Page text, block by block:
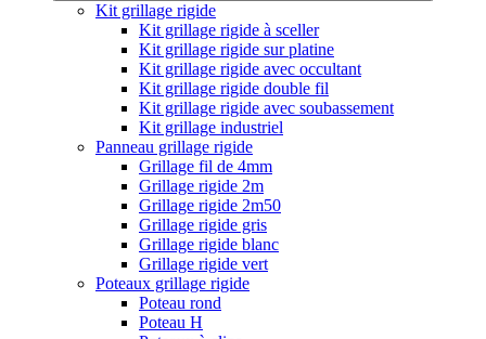
Kit grillage rigide
Kit grillage rigide à sceller
Kit grillage rigide sur platine
Kit grillage rigide avec occultant
Kit grillage rigide double fil
Kit grillage rigide avec soubassement
Kit grillage industriel
Panneau grillage rigide
Grillage fil de 4mm
Grillage rigide 2m
Grillage rigide 2m50
Grillage rigide gris
Grillage rigide blanc
Grillage rigide vert
Poteaux grillage rigide
Poteau rond
Poteau H